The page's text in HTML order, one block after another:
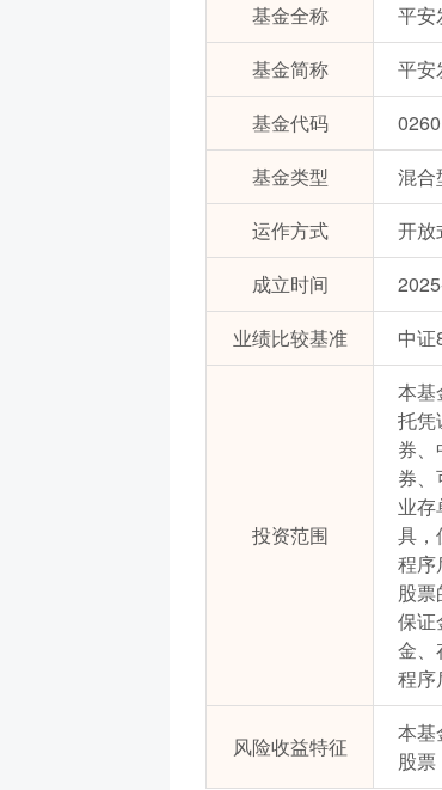
基金全称
平安
基金简称
平安
基金代码
基金类型
混合
运作方式
开放
成立时间
业绩比较基准
中
投资范围
本基
托凭
券
券
业
具，
程序
股
保证
金、
程序
风险收益特征
本基
股票